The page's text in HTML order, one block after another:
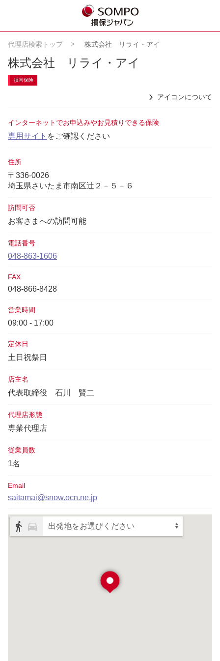
代理店検索トップ 株式会社 リライ・アイ
株式会社 リライ・アイ
損害保険
アイコンについて
インターネットでお申込みやお見積りできる保険
専用サイト をご確認ください
住所
〒336-0026
埼玉県さいたま市南区辻２－５－６
訪問可否
お客さまへの訪問可能
電話番号
048-863-1606
FAX
048-866-8428
営業時間
09:00 - 17:00
定休日
土日祝祭日
店主名
代表取締役 石川 賢二
代理店形態
専業代理店
従業員数
1名
Email
saitamai@snow.ocn.ne.jp
出発地をお選びください